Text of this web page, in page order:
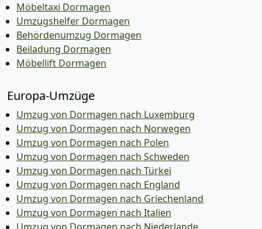
Möbeltaxi Dormagen
Umzugshelfer Dormagen
Behördenumzug Dormagen
Beiladung Dormagen
Möbellift Dormagen
Europa-Umzüge
Umzug von Dormagen nach Luxemburg
Umzug von Dormagen nach Norwegen
Umzug von Dormagen nach Polen
Umzug von Dormagen nach Schweden
Umzug von Dormagen nach Türkei
Umzug von Dormagen nach England
Umzug von Dormagen nach Griechenland
Umzug von Dormagen nach Italien